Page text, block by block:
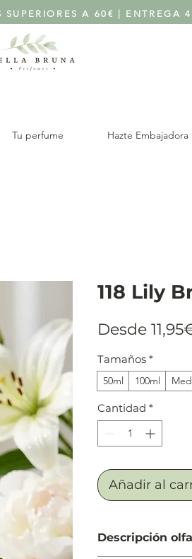
SUPERIORES A 60€ | ENTREGA
Tu perfume Hazte Embajadora
118 Lily
Desde
Tamaños *
50ml 100ml
Cantidad *
Añadir al
Descripción